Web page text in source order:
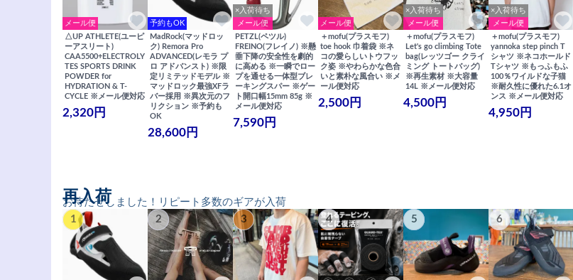
メール便
△UP ATHLETE(ユーピ
ーアスリート)
CAA5500+ELECTROLY
TES SPORTS DRINK
POWDER for
HYDRATION & T-
CYCLE ※メール便対応
2,320円
予約もOK
MadRock(マッドロッ
ク) Remora Pro
ADVANCED(レモラ プ
ロ アドバンスト) ※限
定リミテッドモデル ※
マッドロック最強XFラ
バー採用 ※異次元のフ
リクション ※予約も
OK
28,600円
×入荷待ち
メール便
PETZL(ペツル)
FREINO(フレイノ) ※懸
垂下降の安全性を劇的
に高める ※一瞬でロー
プを通せる一体型ブレ
ーキングスパー ※ゲー
ト開口幅15mm 85g ※
メール便対応
7,590円
メール便
＋mofu(プラスモフ)
toe hook 巾着袋 ※ネ
コの愛らしいトウフッ
ク姿 ※やわらかな色合
いと素朴な風合い ※メ
ール便対応
2,500円
×入荷待ち
メール便
＋mofu(プラスモフ)
Let's go climbing Tote
bag(レッツゴー クライ
ミング トートバッグ)
※再生素材 ※大容量
14L ※メール便対応
4,500円
×入荷待ち
メール便
＋mofu(プラスモフ)
yannoka step pinch T
シャツ ※ネコホールド
Tシャツ ※もっふもふ
100％ワイルドな子猫
※耐久性に優れた6.1オ
ンス ※メール便対応
4,950円
お待たせしました！リピート多数のギアが入荷
再入荷
1 2 3 4 5 6